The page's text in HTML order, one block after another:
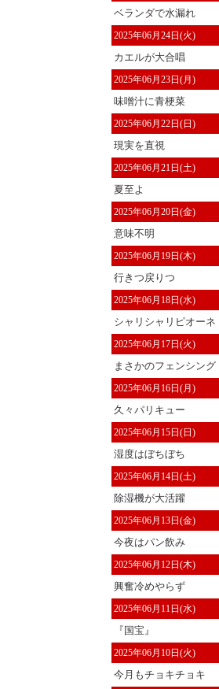
ベランダで水漏れ
2025年06月24日(火)
カエルが大合唱
2025年06月23日(月)
味噌汁に青梗菜
2025年06月22日(日)
現実を直視
2025年06月21日(土)
夏至よ
2025年06月20日(金)
意味不明
2025年06月19日(木)
行きつ戻りつ
2025年06月18日(水)
シャリシャリピオーネ
2025年06月17日(火)
まさかのフェンシング
2025年06月16日(月)
久々パリキュー
2025年06月15日(日)
湿度はぼちぼち
2025年06月14日(土)
除湿機が大活躍
2025年06月13日(金)
今夜はパン飲み
2025年06月12日(木)
興奮冷めやらず
2025年06月11日(水)
『国宝』
2025年06月10日(火)
今月もチョキチョキ